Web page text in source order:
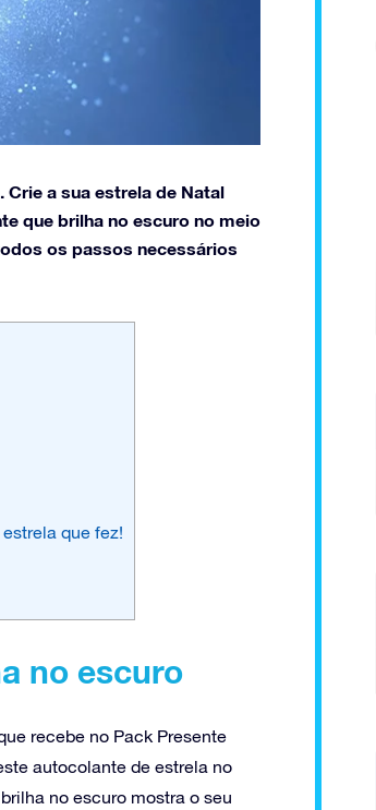
a sua estrela de Natal
que brilha no escuro no meio
os passos necessários
que fez!
no escuro
recebe no Pack Presente
autocolante de estrela no
no escuro mostra o seu